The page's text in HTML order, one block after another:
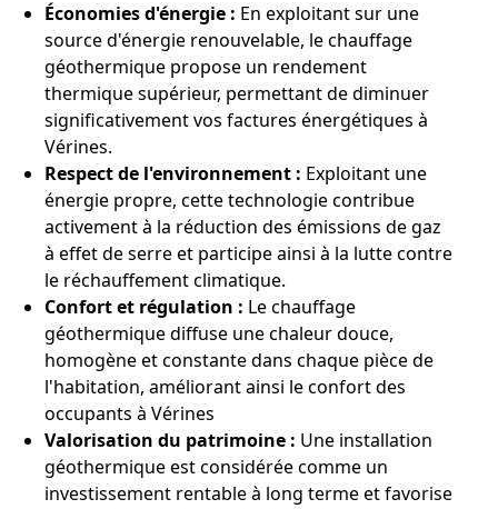
Économies d'énergie : En exploitant sur une
source d'énergie renouvelable, le chauffage
géothermique propose un rendement
thermique supérieur, permettant de diminuer
significativement vos factures énergétiques à
Vérines.
Respect de l'environnement : Exploitant une
énergie propre, cette technologie contribue
activement à la réduction des émissions de gaz
à effet de serre et participe ainsi à la lutte contre
le réchauffement climatique.
Confort et régulation : Le chauffage
géothermique diffuse une chaleur douce,
homogène et constante dans chaque pièce de
l'habitation, améliorant ainsi le confort des
occupants à Vérines
Valorisation du patrimoine : Une installation
géothermique est considérée comme un
investissement rentable à long terme et favorise